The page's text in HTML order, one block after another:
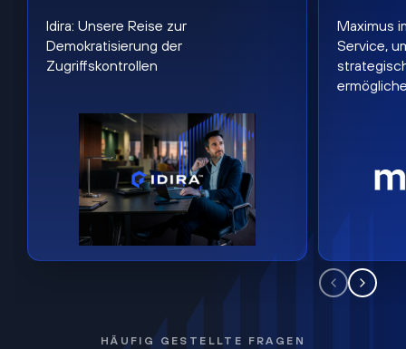
Idira: Unsere Reise zur
Demokratisierung der
Zugriffskontrollen
Maximus
Service,
HÄUFIG GESTELLTE FRAGEN